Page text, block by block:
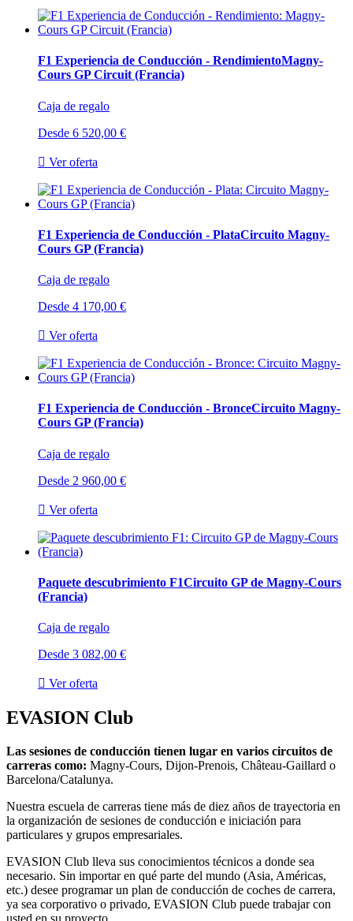
F1 Experiencia de Conducción - RendimientoMagny-
Cours GP Circuit (Francia)
Caja de regalo
Desde 6 520,00 €
 Ver oferta
F1 Experiencia de Conducción - PlataCircuito Magny-
Cours GP (Francia)
Caja de regalo
Desde 4 170,00 €
 Ver oferta
F1 Experiencia de Conducción - BronceCircuito Magny-
Cours GP (Francia)
Caja de regalo
Desde 2 960,00 €
 Ver oferta
Paquete descubrimiento F1Circuito GP de Magny-Cours
(Francia)
Caja de regalo
Desde 3 082,00 €
 Ver oferta
EVASION Club
Las sesiones de conducción tienen lugar en varios circuitos de
carreras como: Magny-Cours, Dijon-Prenois, Château-Gaillard o
Barcelona/Catalunya.
Nuestra escuela de carreras tiene más de diez años de trayectoria en
la organización de sesiones de conducción e iniciación para
particulares y grupos empresariales.
EVASION Club lleva sus conocimientos técnicos a donde sea
necesario. Sin importar en qué parte del mundo (Asia, Américas,
etc.) desee programar un plan de conducción de coches de carrera,
ya sea corporativo o privado, EVASION Club puede trabajar con
usted en su proyecto.